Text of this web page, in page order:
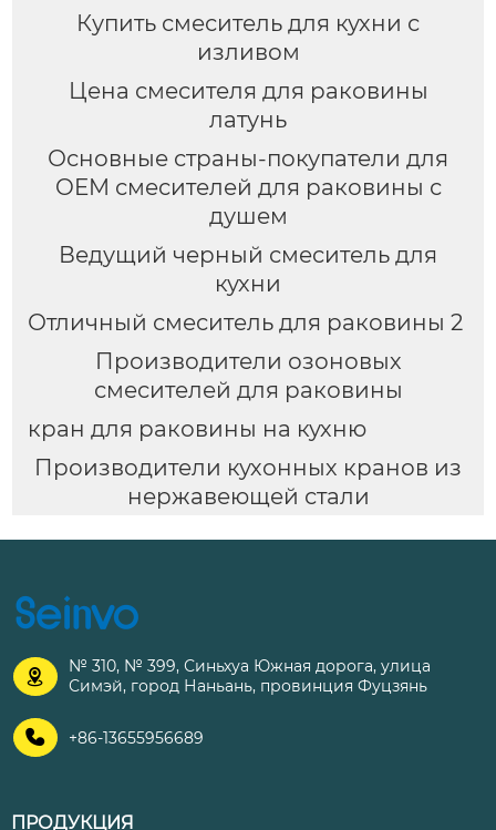
Купить смеситель для кухни с
изливом
Цена смесителя для раковины
латунь
Основные страны-покупатели для
OEM смесителей для раковины с
душем
Ведущий черный смеситель для
кухни
Отличный смеситель для раковины 2
Производители озоновых
смесителей для раковины
кран для раковины на кухню
Производители кухонных кранов из
нержавеющей стали

№ 310, № 399, Синьхуа Южная дорога, улица
Симэй, город Наньань, провинция Фуцзянь
 +86-13655956689
ПРОДУКЦИЯ